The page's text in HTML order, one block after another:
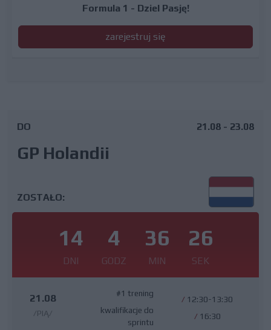
Formula 1 - Dziel Pasję!
zarejestruj się
DO
GP Holandii
21.08 - 23.08
ZOSTAŁO:
14
DNI
4
GODZ
36
MIN
25
SEK
21.08
/PIĄ/
#1 trening
kwalifikacje do
sprintu
/ 12:30-13:30
/ 16:30